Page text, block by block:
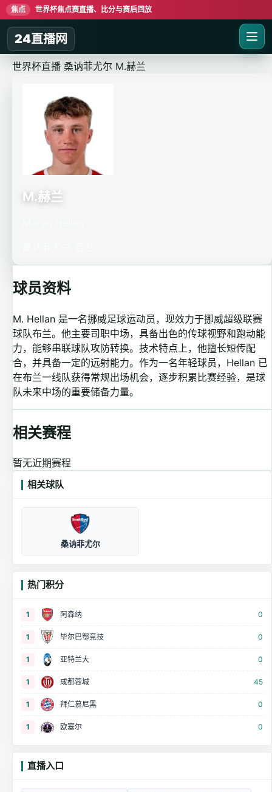
焦点 世界杯焦点赛直播、比分与赛后回放
24直播网
世界杯直播 桑讷菲尤尔 M.赫兰
M.赫兰
球员资料
M. Hellan 是一名挪威足球运动员，现效力于挪威超级联赛
球队布兰。他主要司职中场，具备出色的传球视野和跑动能
力，能够串联球队攻防转换。技术特点上，他擅长短传配
合，并具备一定的远射能力。作为一名年轻球员，Hellan 已
在布兰一线队获得常规出场机会，逐步积累比赛经验，是球
队未来中场的重要储备力量。
相关赛程
暂无近期赛程
相关球队
桑讷菲尤尔
热门积分
1 阿森纳 0
1 毕尔巴鄂竞技 0
1 亚特兰大 0
1 成都蓉城 45
1 拜仁慕尼黑 0
1 欧塞尔 0
直播入口